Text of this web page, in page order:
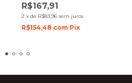
R$167,91
2 x de R$83,96 sem juros
R$154,48 com Pix